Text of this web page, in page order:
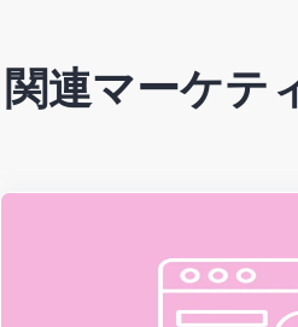
関連マーケテ